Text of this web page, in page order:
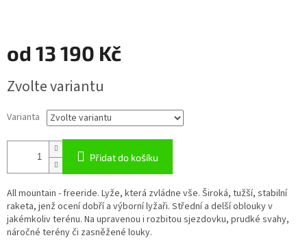
od 13 190 Kč
cena:
Zvolte variantu
Varianta
Přidat do košíku
All mountain - freeride. Lyže, která zvládne vše. Široká, tužší, stabilní
raketa, jenž ocení dobří a výborní lyžaři. Střední a delší oblouky v
jakémkoliv terénu. Na upravenou i rozbitou sjezdovku, prudké svahy,
náročné terény či zasněžené louky.